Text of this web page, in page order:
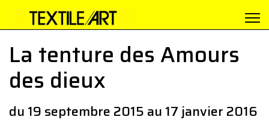
La tenture des Amours
des dieux
du 19 septembre 2015 au 17 janvier 2016